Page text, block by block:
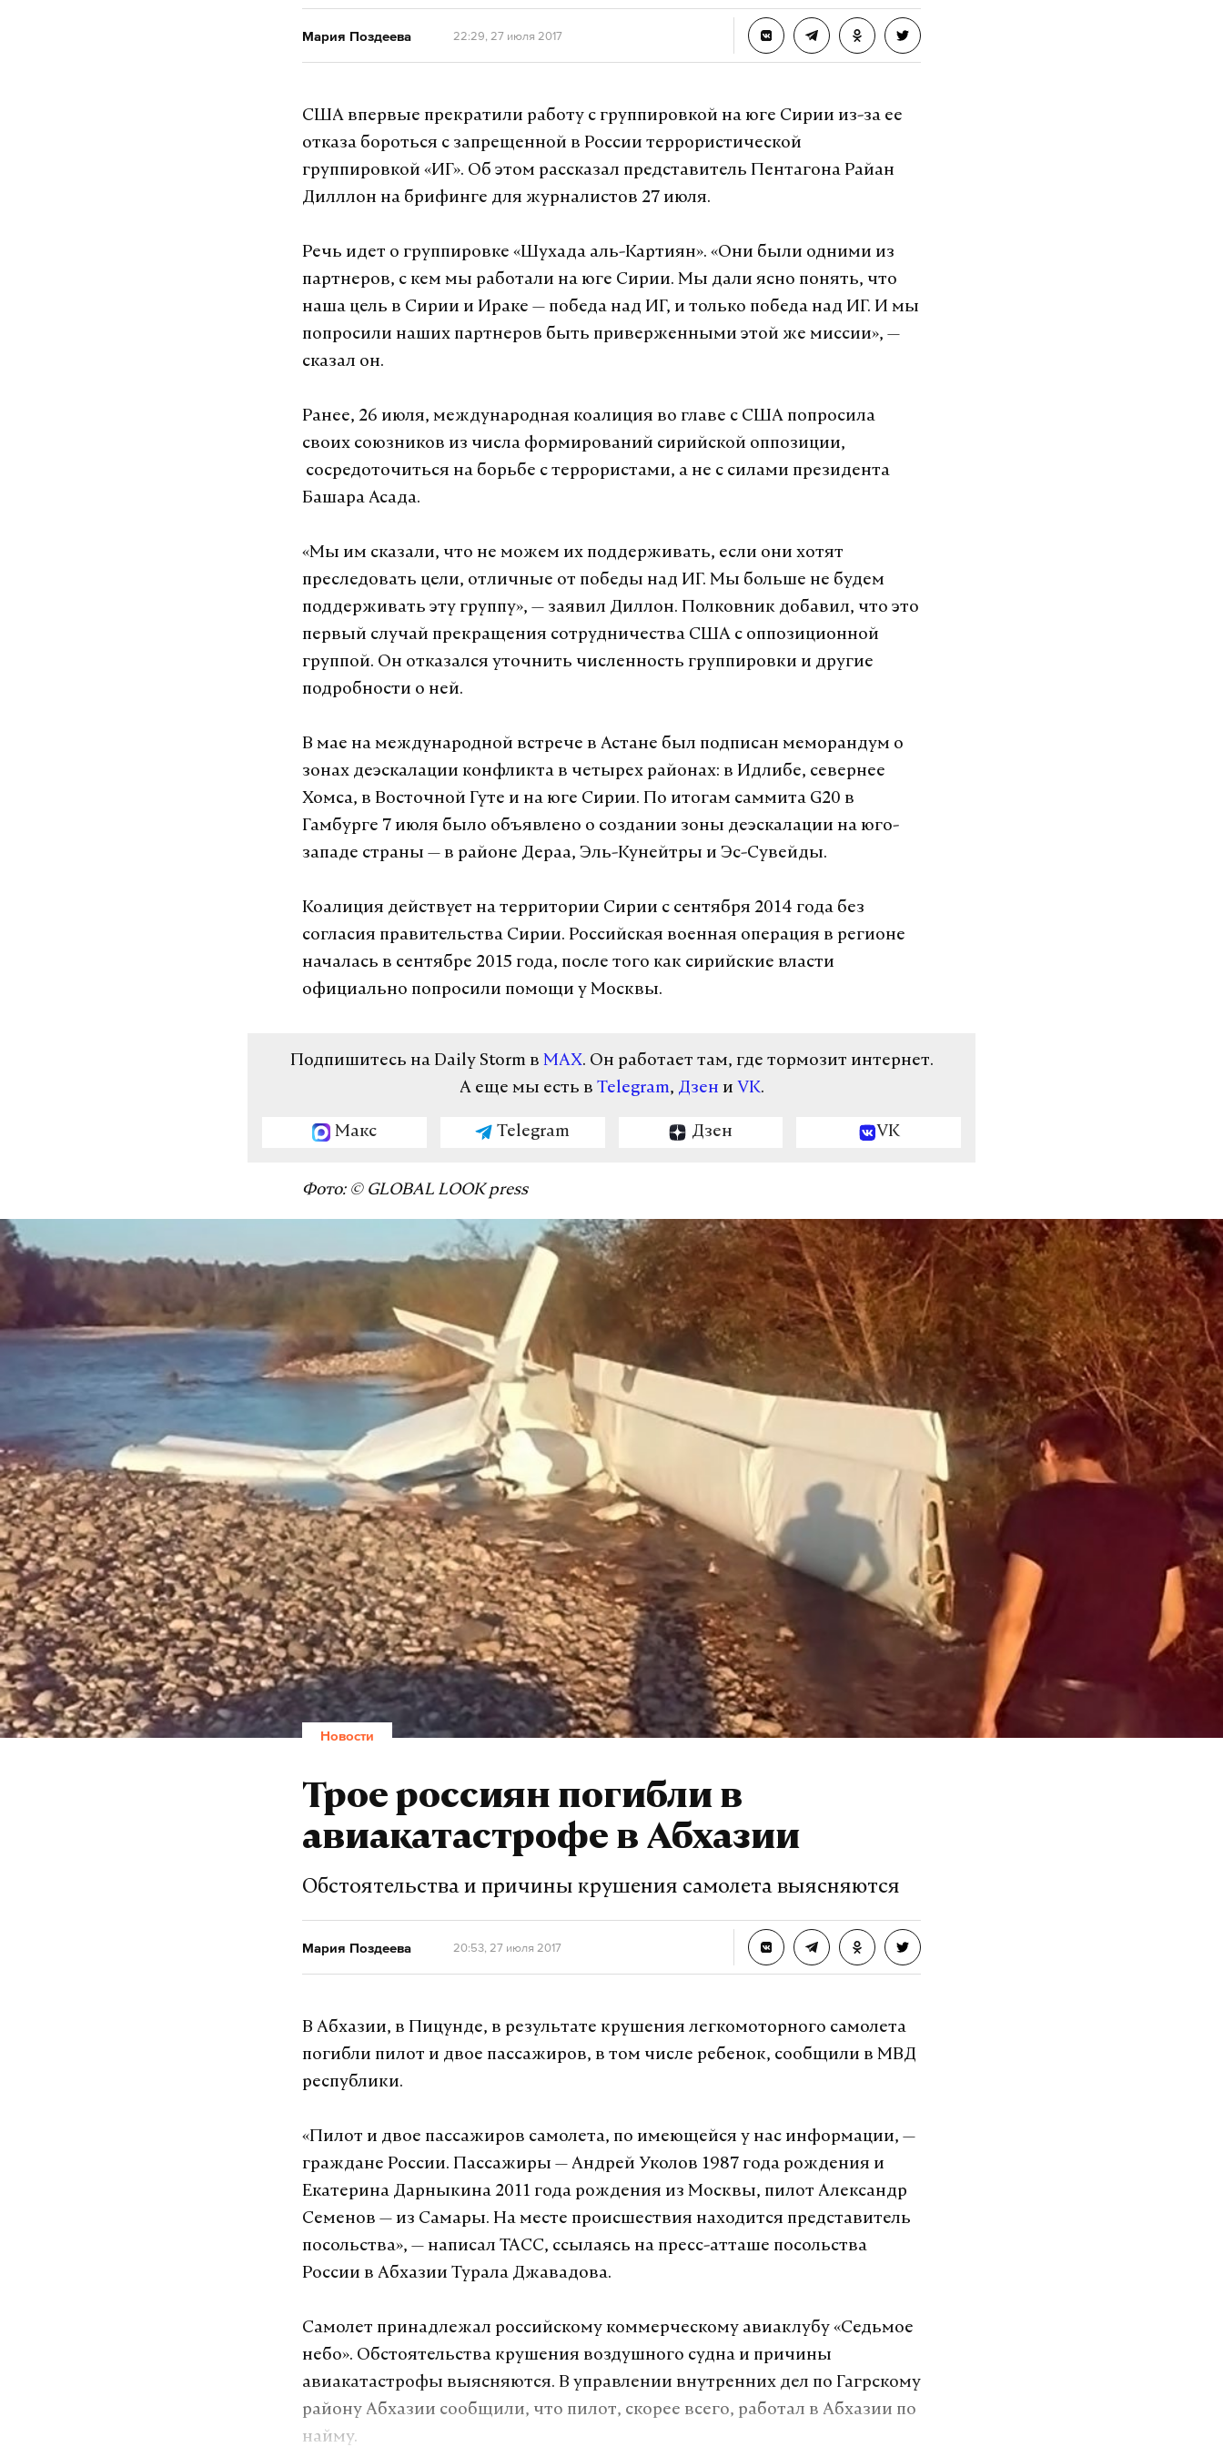
Мария Поздеева 22:29, 27 июля 2017
США впервые прекратили работу с группировкой на юге Сирии из-за ее
отказа бороться с запрещенной в России террористической
группировкой «ИГ». Об этом рассказал представитель Пентагона Райан
Дилллон на брифинге для журналистов 27 июля.
Речь идет о группировке «Шухада аль-Картиян». «Они были одними из
партнеров, с кем мы работали на юге Сирии. Мы дали ясно понять, что
наша цель в Сирии и Ираке — победа над ИГ, и только победа над ИГ. И мы
попросили наших партнеров быть приверженными этой же миссии», —
сказал он.
Ранее, 26 июля, международная коалиция во главе с США попросила
своих союзников из числа формирований сирийской оппозиции,
сосредоточиться на борьбе с террористами, а не с силами президента
Башара Асада.
«Мы им сказали, что не можем их поддерживать, если они хотят
преследовать цели, отличные от победы над ИГ. Мы больше не будем
поддерживать эту группу», — заявил Диллон. Полковник добавил, что это
первый случай прекращения сотрудничества США с оппозиционной
группой. Он отказался уточнить численность группировки и другие
подробности о ней.
В мае на международной встрече в Астане был подписан меморандум о
зонах деэскалации конфликта в четырех районах: в Идлибе, севернее
Хомса, в Восточной Гуте и на юге Сирии. По итогам саммита G20 в
Гамбурге 7 июля было объявлено о создании зоны деэскалации на юго-
западе страны — в районе Дераа, Эль-Кунейтры и Эс-Сувейды.
Коалиция действует на территории Сирии с сентября 2014 года без
согласия правительства Сирии. Российская военная операция в регионе
началась в сентябре 2015 года, после того как сирийские власти
официально попросили помощи у Москвы.
Подпишитесь на Daily Storm в MAX. Он работает там, где тормозит интернет.
А еще мы есть в Telegram, Дзен и VK.
Макс Telegram Дзен VK
Фото: © GLOBAL LOOK press
Новости
Трое россиян погибли в
авиакатастрофе в Абхазии
Обстоятельства и причины крушения самолета выясняются
Мария Поздеева 20:53, 27 июля 2017
В Абхазии, в Пицунде, в результате крушения легкомоторного самолета
погибли пилот и двое пассажиров, в том числе ребенок, сообщили в МВД
республики.
«Пилот и двое пассажиров самолета, по имеющейся у нас информации, —
граждане России. Пассажиры — Андрей Уколов 1987 года рождения и
Екатерина Дарныкина 2011 года рождения из Москвы, пилот Александр
Семенов — из Самары. На месте происшествия находится представитель
посольства», — написал ТАСС, ссылаясь на пресс-атташе посольства
России в Абхазии Турала Джавадова.
Самолет принадлежал российскому коммерческому авиаклубу «Седьмое
небо». Обстоятельства крушения воздушного судна и причины
авиакатастрофы выясняются. В управлении внутренних дел по Гагрскому
району Абхазии сообщили, что пилот, скорее всего, работал в Абхазии по
найму.